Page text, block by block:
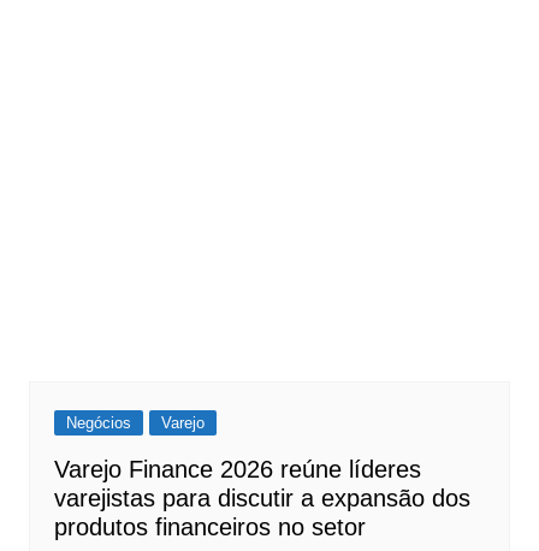
Negócios Varejo
Varejo Finance 2026 reúne líderes
varejistas para discutir a expansão dos
produtos financeiros no setor